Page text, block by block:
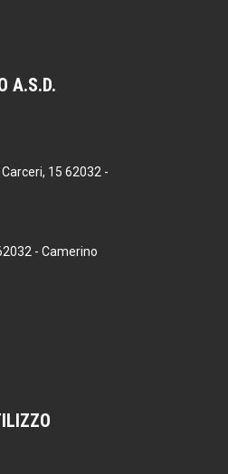
A.S.D.
15 62032 -
- Camerino